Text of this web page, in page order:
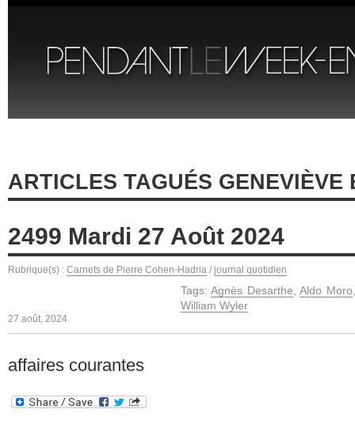
ARTICLES TAGUÉS GENEVIÈVE
2499 Mardi 27 Août 2024
Rubrique(s) : Carnets de Pierre Cohen-Hadria / journal quotidien
Tags:Agnès Desarthe ,Aldo Moro
William Wyler
27 août, 2024
affaires courantes